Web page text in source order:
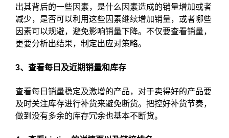
出其背后的一些因素，是什么因素造成的销量增加或者
减少，是否可以利用这些因素继续增加销量，或者哪些
因素可以规避，避免影响销量下降。不仅要查看销量，
更要分析出结果，制定出应对策略。
3、查看每日及近期销量和库存
查看每日销量稳定及激增的产品，对于卖得好的产品要
及时关注库存进行补货来避免断货。把控好补货节奏，
做到没有多余的库存冗余也基本不断货。